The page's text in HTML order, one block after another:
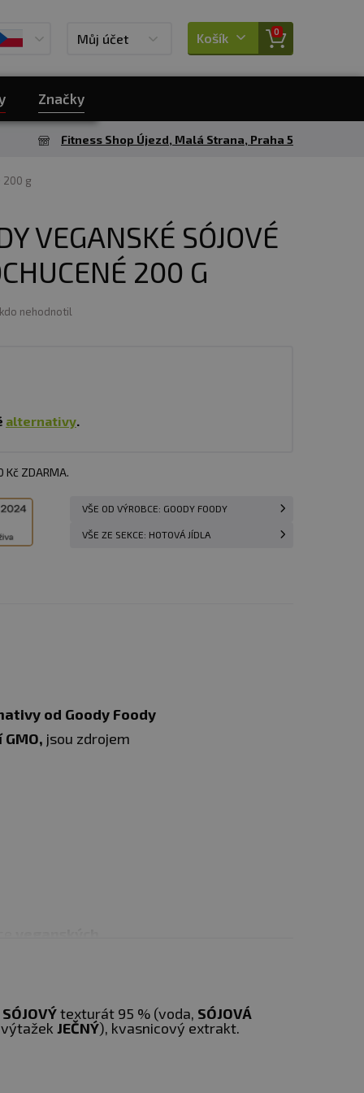
Můj účet Košík 0
Značky
Fitness Shop Újezd, Malá Strana, Praha 5
200 g
VEGANSKÉ SÓJOVÉ
200 G
nehodnotil
alternativy.
Kč ZDARMA.
VŠE OD VÝROBCE: GOODY FOODY
VŠE ZE SEKCE: HOTOVÁ JÍDLA
od Goody Foody
jsou zdrojem
Nudle po ochucení
SÓJOVÝtexturát 95 % (voda, SÓJOVÁ
JEČNÝ), kvasnicový extrakt.